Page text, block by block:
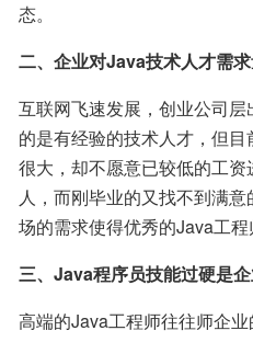
态。
二、企业对Java技术人才需
互联网飞速发展，创业公司
的是有经验的技术人才，但
很大，却不愿意已较低的工
人，而刚毕业的又找不到满
场的需求使得优秀的Java工程
三、Java程序员技能过硬是
高端的Java工程师往往师企